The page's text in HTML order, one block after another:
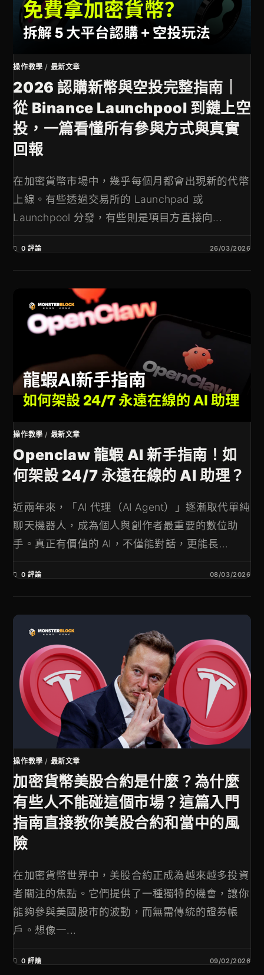
操作教學 / 最新文章
2026 認購新幣與空投完整指南｜
從 Binance Launchpool 到鏈上空
投，一篇看懂所有參與方式與真實
回報
在加密貨幣市場中，幾乎每個月都會出現新的代幣
上線。有些透過交易所的 Launchpad 或
Launchpool 分發，有些則是項目方直接向...
0 評論 26/03/2026
操作教學 / 最新文章
Openclaw 龍蝦 AI 新手指南！如
何架設 24/7 永遠在線的 AI 助理？
近兩年來，「AI 代理（AI Agent）」逐漸取代單純
聊天機器人，成為個人與創作者最重要的數位助
手。真正有價值的 AI，不僅能對話，更能長...
0 評論 08/03/2026
操作教學 / 最新文章
加密貨幣美股合約是什麼？為什麼
有些人不能碰這個市場？這篇入門
指南直接教你美股合約和當中的風
險
在加密貨幣世界中，美股合約正成為越來越多投資
者關注的焦點。它們提供了一種獨特的機會，讓你
能夠參與美國股市的波動，而無需傳統的證券帳
戶。想像一...
0 評論 09/02/2026